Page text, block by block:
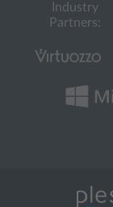
Industry
Partners: